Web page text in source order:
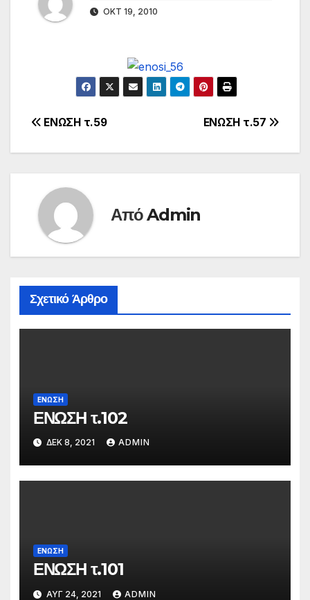
ΟΚΤ 19, 2010
Πλοήγηση
άρθρων
ΕΝΩΣΗ τ.57
ΕΝΩΣΗ τ.59
ΑπόAdmin
Σχετικό Άρθρο
ΕΝΩΣΗ
ΕΝΩΣΗ τ.102
ΔΕΚ 8, 2021 ADMIN
ΕΝΩΣΗ
ΕΝΩΣΗ τ.101
ΑΥΓ 24, 2021 ADMIN